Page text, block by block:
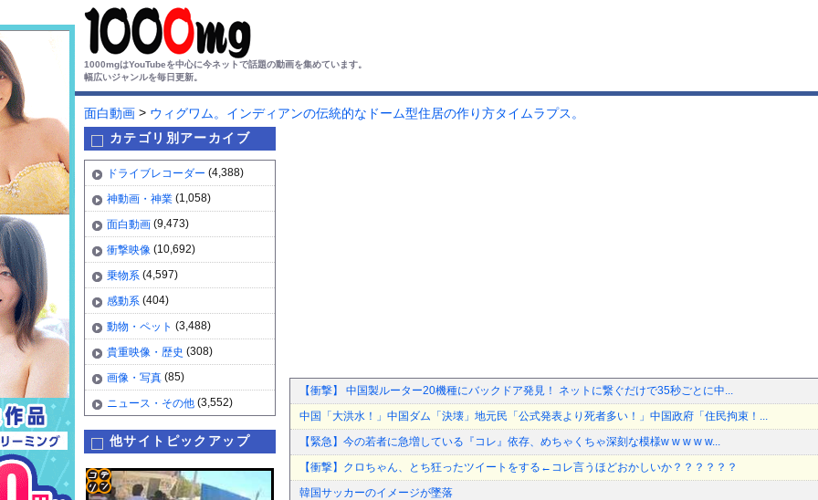
1000mgはYouTubeを中心に今ネットで話題の動画を集めています。
幅広いジャンルを毎日更新。
面白動画 > ウィグワム。インディアンの伝統的なドーム型住居の作り方タイムラプス。
カテゴリ別アーカイブ
ドライブレコーダー (4,388)
神動画・神業 (1,058)
面白動画 (9,473)
衝撃映像 (10,692)
乗物系 (4,597)
感動系 (404)
動物・ペット (3,488)
貴重映像・歴史 (308)
画像・写真 (85)
ニュース・その他 (3,552)
他サイトピックアップ
【衝撃】 中国製ルーター20機種にバックドア発見！ ネットに繋ぐだけで35秒ごとに中...
中国「大洪水！」中国ダム「決壊」地元民「公式発表より死者多い！」中国政府「住民拘束！...
【緊急】今の若者に急増している『コレ』依存、めちゃくちゃ深刻な模様w w w w w...
【衝撃】クロちゃん、とち狂ったツイートをする←コレ言うほどおかしいか？？？？？？
韓国サッカーのイメージが墜落